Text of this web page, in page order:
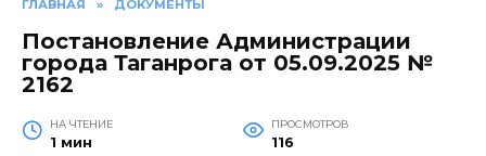
ГЛАВНАЯ » ДОКУМЕНТЫ
Постановление Администрации
города Таганрога от 05.09.2025 №
2162
НА ЧТЕНИЕ
1 мин
ПРОСМОТРОВ
116